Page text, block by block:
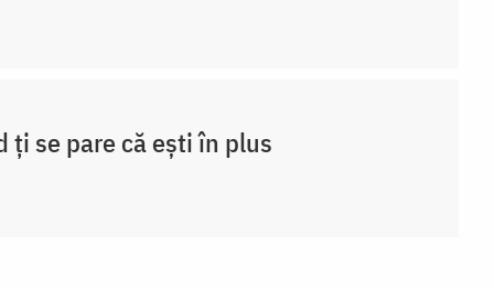
ți se pare că ești în plus